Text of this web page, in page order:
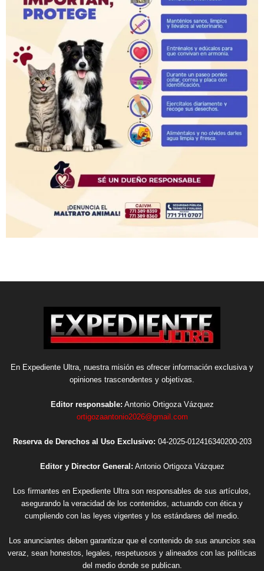
En Expediente Ultra, nuestra misión es ofrecer información exclusiva y
opiniones trascendentes y objetivas.
Editor responsable: Antonio Ortigoza Vázquez
ortigozaantonio2026@gmail.com
Reserva de Derechos al Uso Exclusivo: 04-2025-012416340200-203
Editor y Director General: Antonio Ortigoza Vázquez
Los firmantes en Expediente Ultra son responsables de sus artículos,
asegurando la veracidad de los contenidos, actuando con ética y
cumpliendo con las leyes vigentes y los estándares del medio.
Los anunciantes deben garantizar que el contenido de sus anuncios sea
veraz, sean honestos, legales, respetuosos y alineados con las políticas
del medio donde se publican.